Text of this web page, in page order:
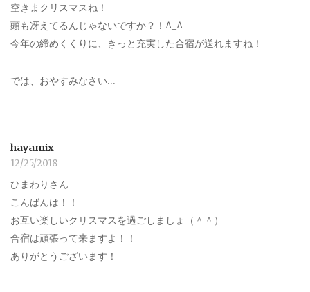
空きまクリスマスね！
頭も冴えてるんじゃないですか？！^_^
今年の締めくくりに、きっと充実した合宿が送れますね！
では、おやすみなさい…
hayamix
12/25/2018
ひまわりさん
こんばんは！！
お互い楽しいクリスマスを過ごしましょ（＾＾）
合宿は頑張って来ますよ！！
ありがとうございます！